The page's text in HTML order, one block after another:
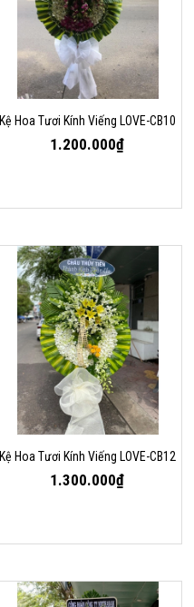
Kệ Hoa Tươi Kính Viếng LOVE-CB10
1.200.000₫
Kệ Hoa Tươi Kính Viếng LOVE-CB12
1.300.000₫